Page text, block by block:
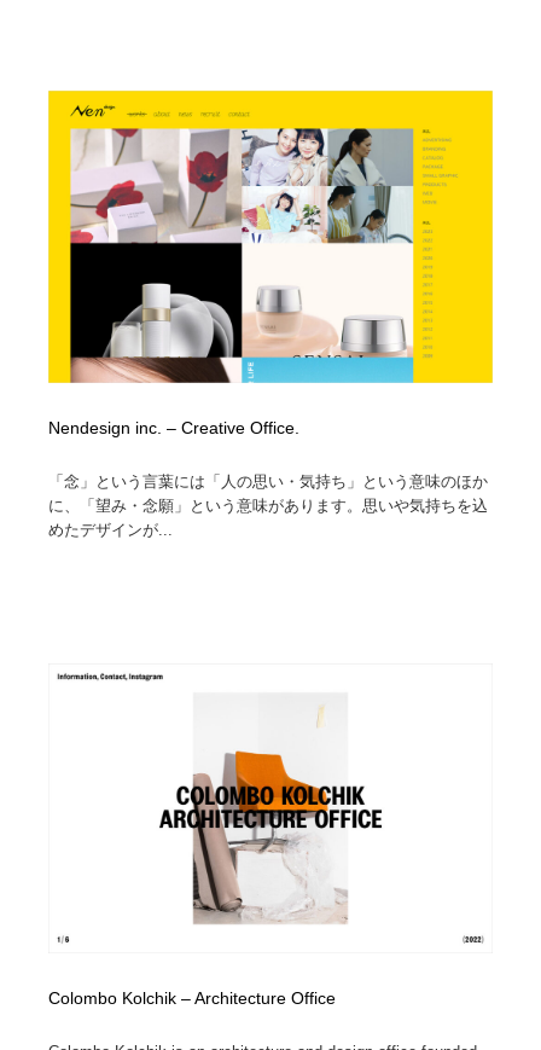
Nendesign inc. – Creative Office.
「念」という言葉には「人の思い・気持ち」という意味のほか
に、「望み・念願」という意味があります。思いや気持ちを込
めたデザインが...
Colombo Kolchik – Architecture Office